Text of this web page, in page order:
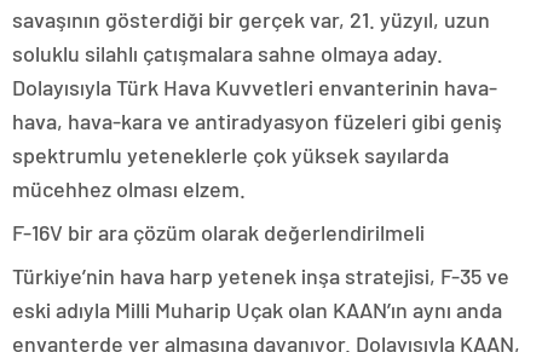
savaşının gösterdiği bir gerçek var, 21. yüzyıl, uzun
soluklu silahlı çatışmalara sahne olmaya aday.
Dolayısıyla Türk Hava Kuvvetleri envanterinin hava-
hava, hava-kara ve antiradyasyon füzeleri gibi geniş
spektrumlu yeteneklerle çok yüksek sayılarda
mücehhez olması elzem.
F-16V bir ara çözüm olarak değerlendirilmeli
Türkiye’nin hava harp yetenek inşa stratejisi, F-35 ve
eski adıyla Milli Muharip Uçak olan KAAN’ın aynı anda
envanterde yer almasına dayanıyor. Dolayısıyla KAAN,